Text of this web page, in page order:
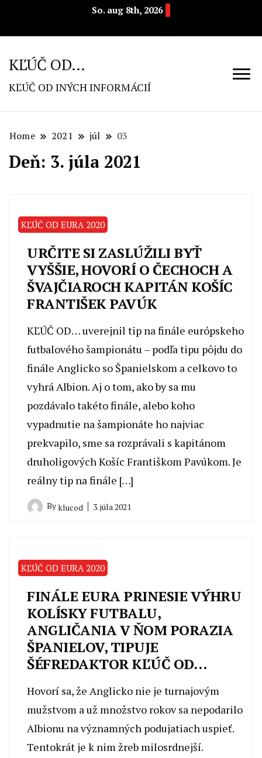
So. aug 8th, 2026
KĽÚČ OD…
KĽÚČ OD INÝCH INFORMÁCIÍ
Home 2021 júl 03
Deň: 3. júla 2021
KĽÚČ OD EURA 2020
URČITE SI ZASLÚŽILI BYŤ
VYŠŠIE, HOVORÍ O ČECHOCH A
ŠVAJČIAROCH KAPITÁN KOŠÍC
FRANTIŠEK PAVÚK
KĽÚČ OD… uverejnil tip na finále európskeho
futbalového šampionátu – podľa tipu pôjdu do
finále Anglicko so Španielskom a celkovo to
vyhrá Albion. Aj o tom, ako by sa mu
pozdávalo takéto finále, alebo koho
vypadnutie na šampionáte ho najviac
prekvapilo, sme sa rozprávali s kapitánom
druholigových Košíc Františkom Pavúkom. Je
reálny tip na finále […]
Byklucod 3. júla 2021
KĽÚČ OD EURA 2020
FINÁLE EURA PRINESIE VÝHRU
KOLÍSKY FUTBALU,
ANGLIČANIA V ŇOM PORAZIA
ŠPANIELOV, TIPUJE
ŠÉFREDAKTOR KĽÚČ OD…
Hovorí sa, že Anglicko nie je turnajovým
mužstvom a už množstvo rokov sa nepodarilo
Albionu na významných podujatiach uspieť.
Tentokrát je k nim žreb milosrdnejší.